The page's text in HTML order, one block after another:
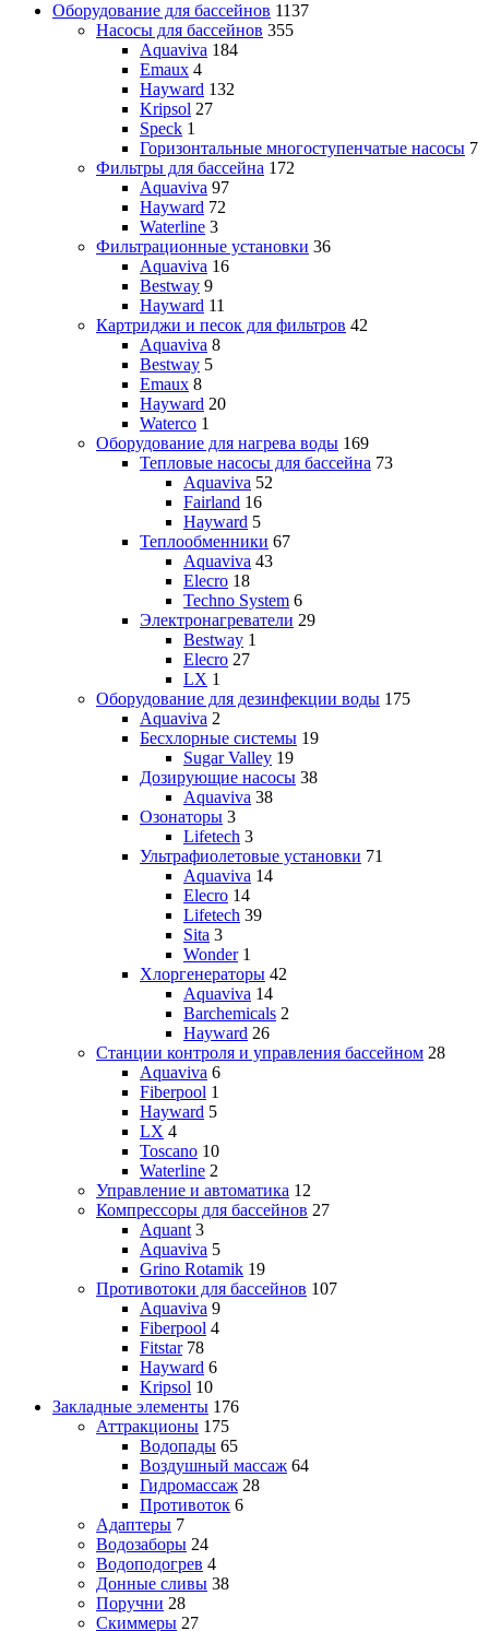
Оборудование для бассейнов 1137
Насосы для бассейнов 355
Aquaviva 184
Emaux 4
Hayward 132
Kripsol 27
Speck 1
Горизонтальные многоступенчатые насосы 7
Фильтры для бассейна 172
Aquaviva 97
Hayward 72
Waterline 3
Фильтрационные установки 36
Aquaviva 16
Bestway 9
Hayward 11
Картриджи и песок для фильтров 42
Aquaviva 8
Bestway 5
Emaux 8
Hayward 20
Waterco 1
Оборудование для нагрева воды 169
Тепловые насосы для бассейна 73
Aquaviva 52
Fairland 16
Hayward 5
Теплообменники 67
Aquaviva 43
Elecro 18
Techno System 6
Электронагреватели 29
Bestway 1
Elecro 27
LX 1
Оборудование для дезинфекции воды 175
Aquaviva 2
Бесхлорные системы 19
Sugar Valley 19
Дозирующие насосы 38
Aquaviva 38
Озонаторы 3
Lifetech 3
Ультрафиолетовые установки 71
Aquaviva 14
Elecro 14
Lifetech 39
Sita 3
Wonder 1
Хлоргенераторы 42
Aquaviva 14
Barchemicals 2
Hayward 26
Станции контроля и управления бассейном 28
Aquaviva 6
Fiberpool 1
Hayward 5
LX 4
Toscano 10
Waterline 2
Управление и автоматика 12
Компрессоры для бассейнов 27
Aquant 3
Aquaviva 5
Grino Rotamik 19
Противотоки для бассейнов 107
Aquaviva 9
Fiberpool 4
Fitstar 78
Hayward 6
Kripsol 10
Закладные элементы 176
Аттракционы 175
Водопады 65
Воздушный массаж 64
Гидромассаж 28
Противоток 6
Адаптеры 7
Водозаборы 24
Водоподогрев 4
Донные сливы 38
Поручни 28
Скиммеры 27